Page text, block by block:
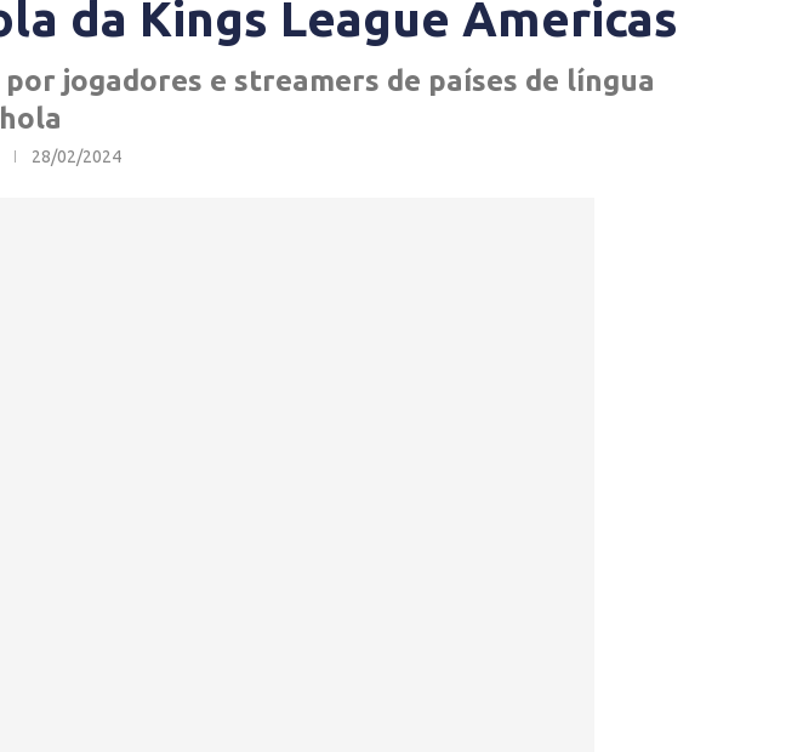
da Kings League Americas
jogadores e streamers de países de língua
28/02/2024